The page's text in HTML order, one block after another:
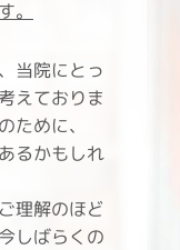
。
当院にとっ
えておりま
ために、
るかもしれ
理解のほど
しばらくの